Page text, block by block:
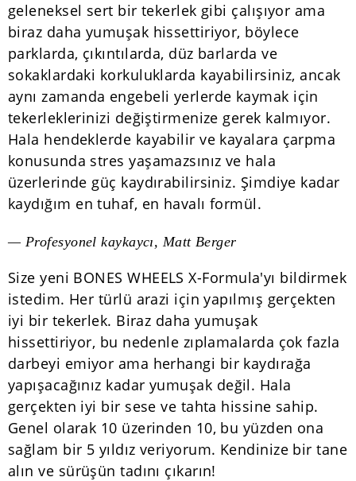
geleneksel sert bir tekerlek gibi çalışıyor ama
biraz daha yumuşak hissettiriyor, böylece
parklarda, çıkıntılarda, düz barlarda ve
sokaklardaki korkuluklarda kayabilirsiniz, ancak
aynı zamanda engebeli yerlerde kaymak için
tekerleklerinizi değiştirmenize gerek kalmıyor.
Hala hendeklerde kayabilir ve kayalara çarpma
konusunda stres yaşamazsınız ve hala
üzerlerinde güç kaydırabilirsiniz. Şimdiye kadar
kaydığım en tuhaf, en havalı formül.
— Profesyonel kaykaycı, Matt Berger
Size yeni BONES WHEELS X-Formula'yı bildirmek
istedim. Her türlü arazi için yapılmış gerçekten
iyi bir tekerlek. Biraz daha yumuşak
hissettiriyor, bu nedenle zıplamalarda çok fazla
darbeyi emiyor ama herhangi bir kaydırağa
yapışacağınız kadar yumuşak değil. Hala
gerçekten iyi bir sese ve tahta hissine sahip.
Genel olarak 10 üzerinden 10, bu yüzden ona
sağlam bir 5 yıldız veriyorum. Kendinize bir tane
alın ve sürüşün tadını çıkarın!